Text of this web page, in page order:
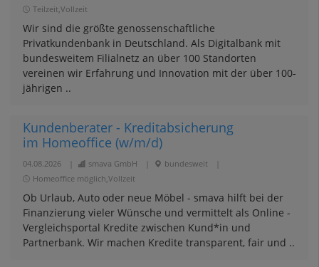
Teilzeit,Vollzeit
Wir sind die größte genossenschaftliche
Privatkundenbank in Deutschland. Als Digitalbank mit
bundesweitem Filialnetz an über 100 Standorten
vereinen wir Erfahrung und Innovation mit der über 100-
jährigen ..
Kundenberater - Kreditabsicherung
im Homeoffice (w/m/d)
04.08.2026 smava GmbH bundesweit
Homeoffice möglich,Vollzeit
Ob Urlaub, Auto oder neue Möbel - smava hilft bei der
Finanzierung vieler Wünsche und vermittelt als Online -
Vergleichsportal Kredite zwischen Kund*in und
Partnerbank. Wir machen Kredite transparent, fair und ..